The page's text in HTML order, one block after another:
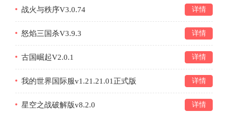
战火与秩序V3.0.74 详情
怒焰三国杀V3.9.3 详情
古国崛起V2.0.1 详情
我的世界国际服v1.21.21.01正式版 详情
星空之战破解版v8.2.0 详情